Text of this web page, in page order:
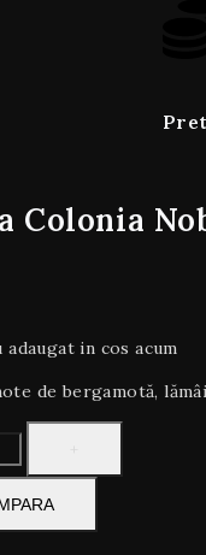
Colonia
adaugat in cos acum
de bergamotă,